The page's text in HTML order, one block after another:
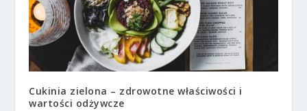
Cukinia zielona – zdrowotne właściwości i
wartości odżywcze